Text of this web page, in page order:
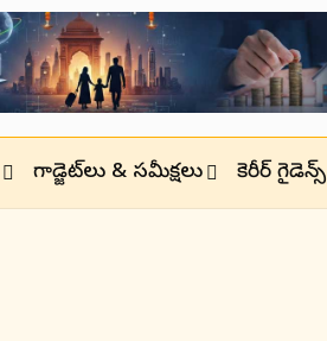
గాడ్జెట్‌లు & సమీక్షలు కెరీర్ గైడెన్స్